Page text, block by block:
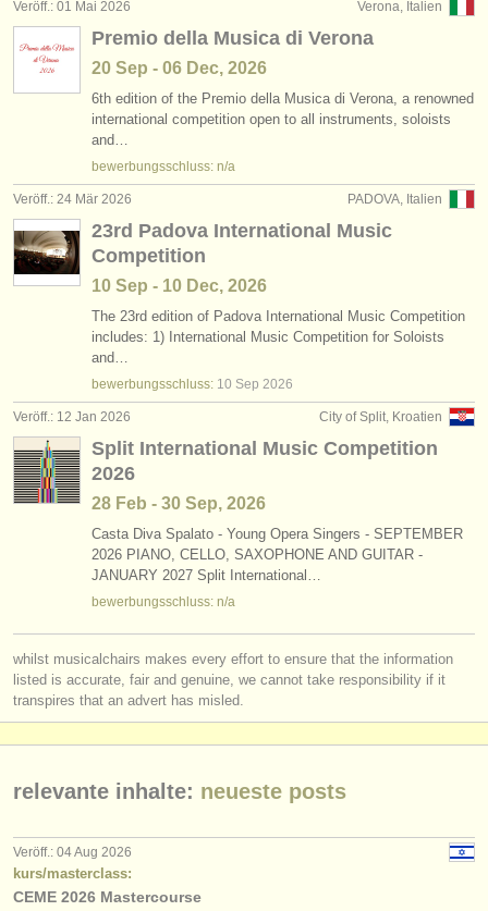
musicalchairs:
über musicalchairs
kontakt
rss feeds
nachrichten in der klassischen musik
verlage:
anzeige veröffentlichen
find out about ourATS
faq
einloggen
Verona, Italien
Veröff.: 01 Mai 2026
Premio della Musica di Verona
20 Sep - 06 Dec, 2026
6th edition of the Premio della Musica di Verona, a renowned
international competition open to all instruments, soloists
and…
bewerbungsschluss: n/a
PADOVA, Italien
Veröff.: 24 Mär 2026
23rd Padova International Music
Competition
10 Sep - 10 Dec, 2026
The 23rd edition of Padova International Music Competition
includes: 1) International Music Competition for Soloists
and…
bewerbungsschluss: 10 Sep 2026
City of Split, Kroatien
Veröff.: 12 Jan 2026
Split International Music Competition
2026
28 Feb - 30 Sep, 2026
Casta Diva Spalato - Young Opera Singers - SEPTEMBER
2026 PIANO, CELLO, SAXOPHONE AND GUITAR -
JANUARY 2027 Split International…
bewerbungsschluss: n/a
whilst musicalchairs makes every effort to ensure that the information
listed is accurate, fair and genuine, we cannot take responsibility if it
transpires that an advert has misled.
relevante inhalte: neueste posts
Veröff.: 04 Aug 2026
kurs/masterclass:
CEME 2026 Mastercourse